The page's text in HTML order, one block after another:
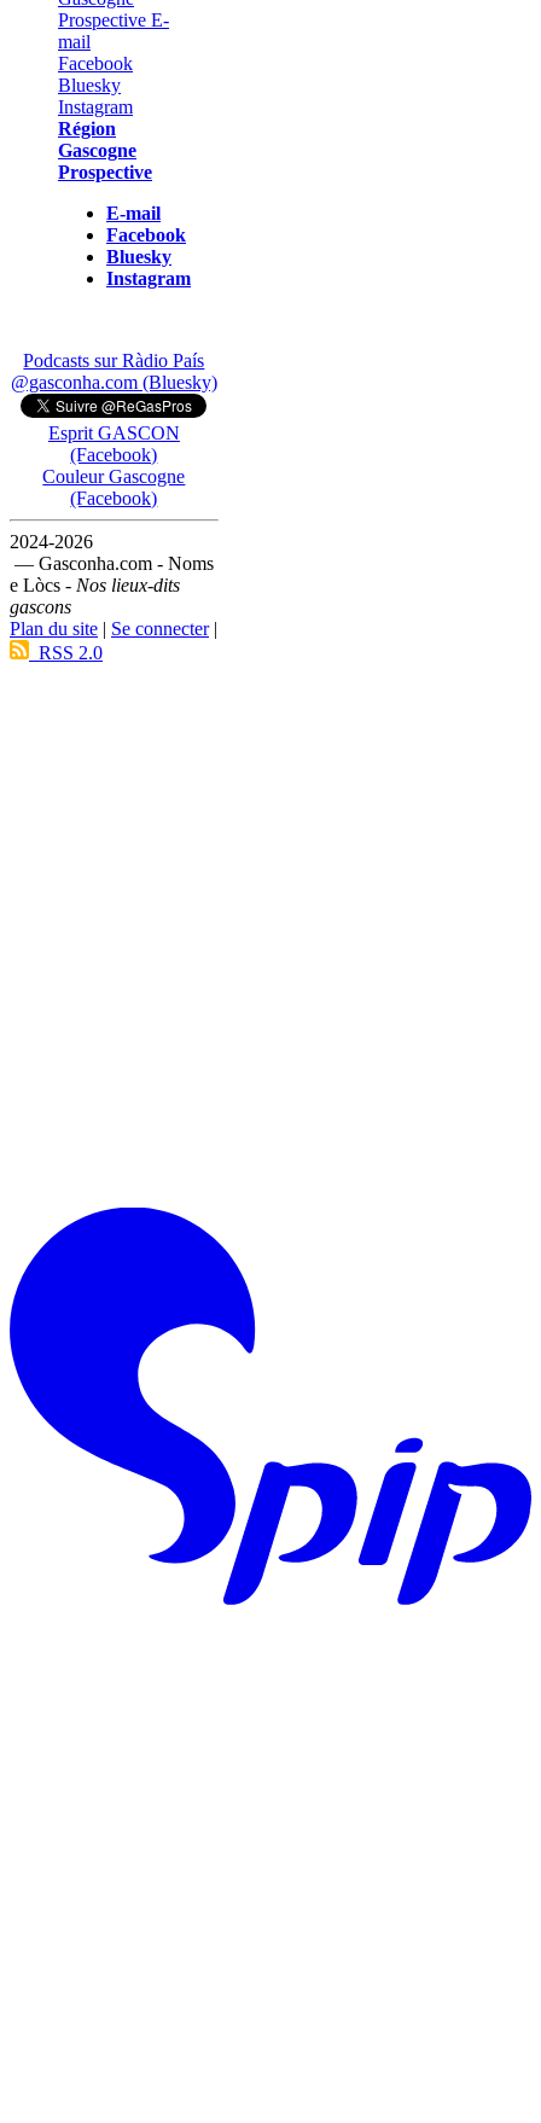
Région
Gascogne
Prospective
E-mail
Facebook
Bluesky
Instagram
Podcasts sur Ràdio País
@gasconha.com (Bluesky)
Esprit GASCON
(Facebook)
Couleur Gascogne
(Facebook)
2024-2026
— Gasconha.com - Noms
e Lòcs - Nos lieux-dits
gascons
Plan du site | Se connecter|
RSS 2.0